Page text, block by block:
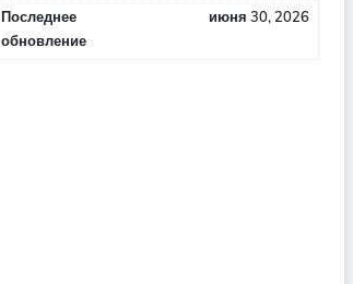
Последнее
обновление
июня 30, 2026